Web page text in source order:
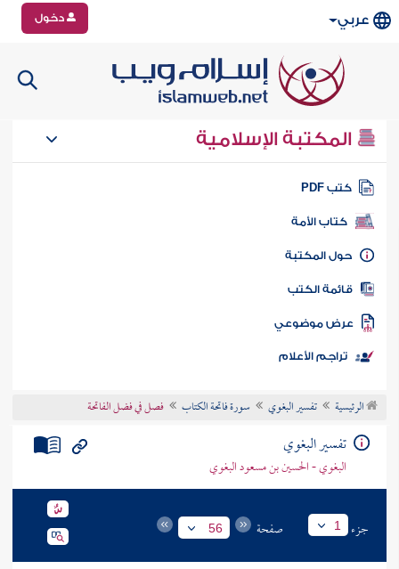
عربي دخول
المكتبة الإسلامية
كتب PDF
كتاب الأمة
المكتبة
الكتب
موضوعي
تراجم الأعلام
الرئيسية تفسير البغوي سورة فاتحة الكتاب فصل في فضل الفاتحة
تفسير البغوي
البغوي - الحسين بن مسعود البغوي
جزء 1 صفحة 56